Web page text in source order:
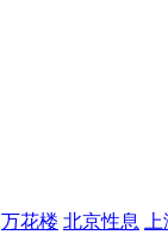
万花楼 北京性息